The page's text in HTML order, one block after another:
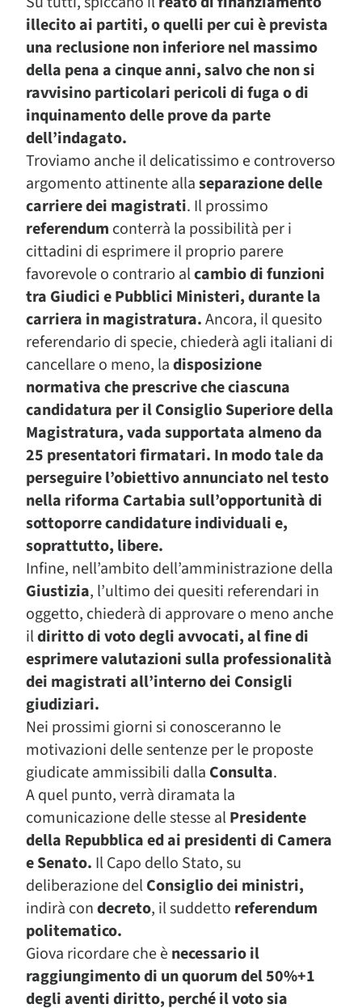
illecito ai partiti, o quelli per cui è prevista
una reclusione non inferiore nel massimo
della pena a cinque anni, salvo che non si
ravvisino particolari pericoli di fuga o di
inquinamento delle prove da parte
dell’indagato.
Troviamo anche il delicatissimo e controverso
argomento attinente allaseparazione delle
carriere dei magistrati. Il prossimo
referendum conterrà la possibilità per i
cittadini di esprimere il proprio parere
favorevole o contrario alcambio di funzioni
tra Giudici e Pubblici Ministeri, durante la
carriera in magistratura.Ancora, il quesito
referendario di specie, chiederà agli italiani di
cancellare o meno, ladisposizione
normativa che prescrive che ciascuna
candidatura per il Consiglio Superiore della
Magistratura, vada supportata almeno da
25 presentatori firmatari. In modo tale da
perseguire l’obiettivo annunciato nel testo
nella riforma Cartabia sull’opportunità di
sottoporre candidature individuali e,
soprattutto, libere.
Infine, nell’ambito dell’amministrazione della
Giustizia, l’ultimo dei quesiti referendari in
oggetto, chiederà di approvare o meno anche
ildiritto di voto degli avvocati, al fine di
esprimere valutazioni sulla professionalità
dei magistrati all’interno dei Consigli
giudiziari.
Nei prossimi giorni si conosceranno le
motivazioni delle sentenze per le proposte
giudicate ammissibili dalla Consulta.
A quel punto, verrà diramata la
comunicazione delle stesse alPresidente
della Repubblica ed ai presidenti di Camera
e Senato. Il Capo dello Stato, su
deliberazione delConsiglio dei ministri,
indirà condecreto, il suddetto referendum
politematico.
Giova ricordare che ènecessario il
raggiungimento di un quorum del 50%+1
degli aventi diritto, perché il voto sia